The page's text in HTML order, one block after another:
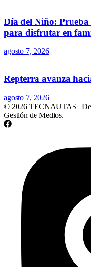
Día del Niño: Prueba
para disfrutar en
agosto 7, 2026
Repterra avanza
agosto 7, 2026
© 2026 TECNAUTAS |
Gestión de Medios.